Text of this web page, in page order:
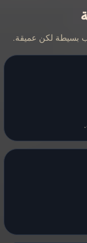
بسيطة لكن عميقة.